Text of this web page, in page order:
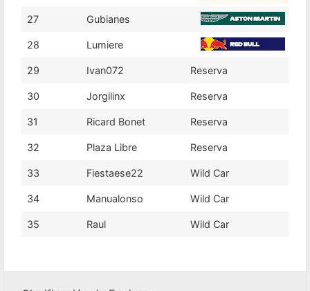
27 Gubianes
28 Lumiere
29 Ivan072 Reserva
30 Jorgilinx Reserva
31 Ricard Bonet Reserva
32 Plaza Libre Reserva
33 Fiestaese22 Wild Car
34 Manualonso Wild Car
35 Raul Wild Car